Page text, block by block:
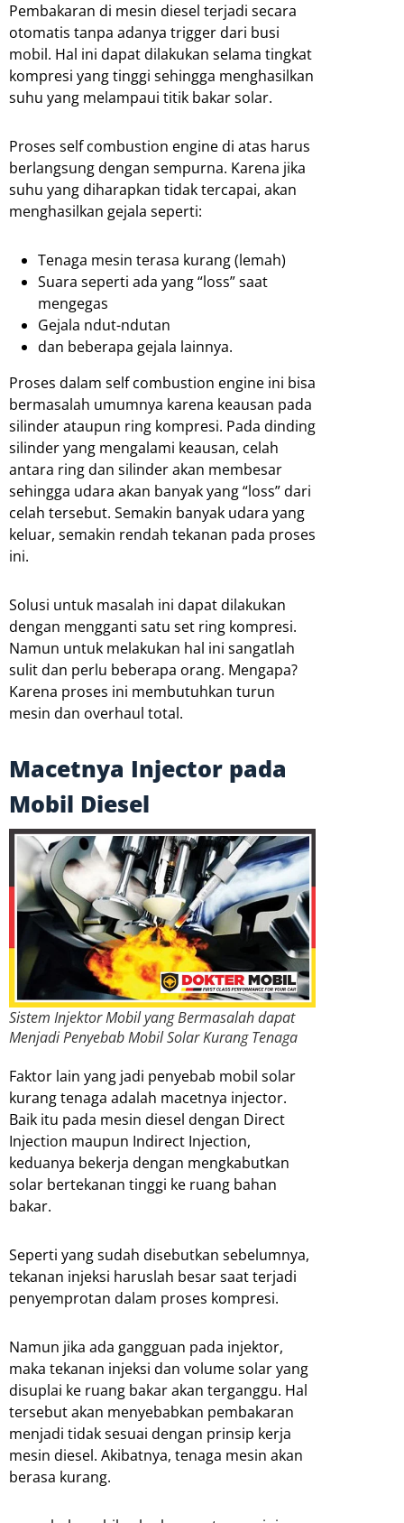
Pembakaran di mesin diesel terjadi secara
otomatis tanpa adanya trigger dari busi
mobil. Hal ini dapat dilakukan selama tingkat
kompresi yang tinggi sehingga menghasilkan
suhu yang melampaui titik bakar solar.
Proses self combustion engine di atas harus
berlangsung dengan sempurna. Karena jika
suhu yang diharapkan tidak tercapai, akan
menghasilkan gejala seperti:
Tenaga mesin terasa kurang (lemah)
Suara seperti ada yang “loss” saat
mengegas
Gejala ndut-ndutan
dan beberapa gejala lainnya.
Proses dalam self combustion engine ini bisa
bermasalah umumnya karena keausan pada
silinder ataupun ring kompresi. Pada dinding
silinder yang mengalami keausan, celah
antara ring dan silinder akan membesar
sehingga udara akan banyak yang “loss” dari
celah tersebut. Semakin banyak udara yang
keluar, semakin rendah tekanan pada proses
ini.
Solusi untuk masalah ini dapat dilakukan
dengan mengganti satu set ring kompresi.
Namun untuk melakukan hal ini sangatlah
sulit dan perlu beberapa orang. Mengapa?
Karena proses ini membutuhkan turun
mesin dan overhaul total.
Macetnya Injector pada
Mobil Diesel
Sistem Injektor Mobil yang Bermasalah dapat
Menjadi Penyebab Mobil Solar Kurang Tenaga
Faktor lain yang jadi penyebab mobil solar
kurang tenaga adalah macetnya injector.
Baik itu pada mesin diesel dengan Direct
Injection maupun Indirect Injection,
keduanya bekerja dengan mengkabutkan
solar bertekanan tinggi ke ruang bahan
bakar.
Seperti yang sudah disebutkan sebelumnya,
tekanan injeksi haruslah besar saat terjadi
penyemprotan dalam proses kompresi.
Namun jika ada gangguan pada injektor,
maka tekanan injeksi dan volume solar yang
disuplai ke ruang bakar akan terganggu. Hal
tersebut akan menyebabkan pembakaran
menjadi tidak sesuai dengan prinsip kerja
mesin diesel. Akibatnya, tenaga mesin akan
berasa kurang.